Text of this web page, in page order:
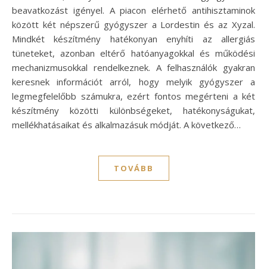
beavatkozást igényel. A piacon elérhető antihisztaminok
között két népszerű gyógyszer a Lordestin és az Xyzal.
Mindkét készítmény hatékonyan enyhíti az allergiás
tüneteket, azonban eltérő hatóanyagokkal és működési
mechanizmusokkal rendelkeznek. A felhasználók gyakran
keresnek információt arról, hogy melyik gyógyszer a
legmegfelelőbb számukra, ezért fontos megérteni a két
készítmény közötti különbségeket, hatékonyságukat,
mellékhatásaikat és alkalmazásuk módját. A következő…
TOVÁBB